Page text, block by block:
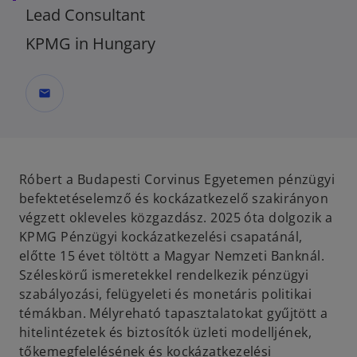
Lead Consultant
KPMG in Hungary
mail
Róbert a Budapesti Corvinus Egyetemen pénzügyi
befektetéselemző és kockázatkezelő szakirányon
végzett okleveles közgazdász. 2025 óta dolgozik a
KPMG Pénzügyi kockázatkezelési csapatánál,
előtte 15 évet töltött a Magyar Nemzeti Banknál.
Széleskörű ismeretekkel rendelkezik pénzügyi
szabályozási, felügyeleti és monetáris politikai
témákban. Mélyreható tapasztalatokat gyűjtött a
hitelintézetek és biztosítók üzleti modelljének,
tőkemegfelelésének és kockázatkezelési